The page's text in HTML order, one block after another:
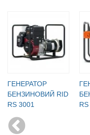
ГЕНЕРАТОР
БЕНЗИНОВИЙ RID
RS 3001